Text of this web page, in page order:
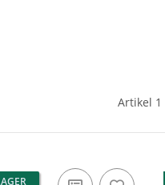
Artikel 1